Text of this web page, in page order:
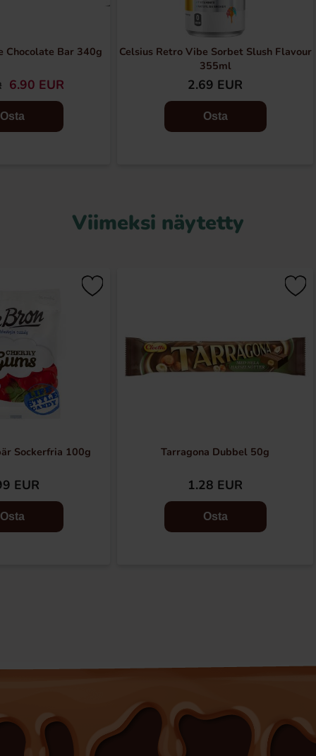
Chocolate Bar 340g
6.90 EUR
Osta
Celsius Retro Vibe Sorbet Slush Flavour
355ml
2.69 EUR
Osta
Viimeksi näytetty
Sockerfria 100g
EUR
Osta
Tarragona Dubbel 50g
1.28 EUR
Osta